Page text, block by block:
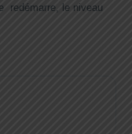
redémarre, le niveau